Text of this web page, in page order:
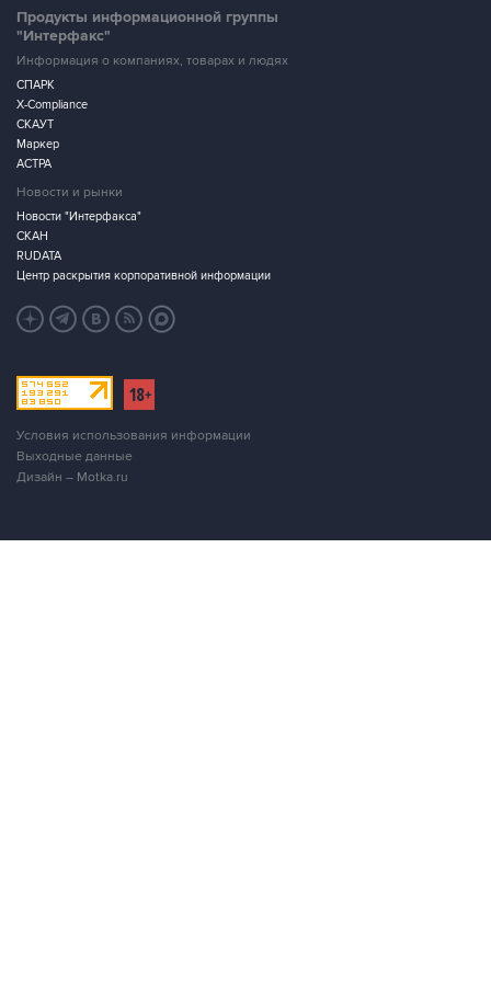
Продукты информационной группы
"Интерфакс"
Информация о компаниях, товарах и людях
СПАРК
X-Compliance
СКАУТ
Маркер
АСТРА
Новости и рынки
Новости "Интерфакса"
СКАН
RUDATA
Центр раскрытия корпоративной информации
Условия использования информации
Выходные данные
Дизайн – Motka.ru